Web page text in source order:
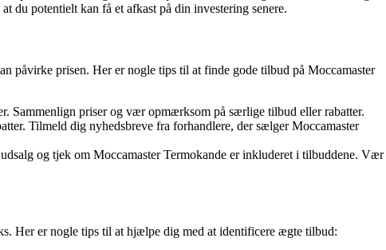
du potentielt kan få et afkast på din investering senere.
prisen. Her er nogle tips til at finde gode tilbud på Moccamaster
Sammenlign priser og vær opmærksom på særlige tilbud eller rabatter.
Tilmeld dig nyhedsbreve fra forhandlere, der sælger Moccamaster
og tjek om Moccamaster Termokande er inkluderet i tilbuddene. Vær
Her er nogle tips til at hjælpe dig med at identificere ægte tilbud: